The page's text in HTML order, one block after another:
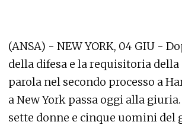
(ANSA) - NEW YORK, 04 GIU -
della difesa e la requisitoria della
parola nel secondo processo a
a New York passa oggi alla
sette donne e cinque uomini del